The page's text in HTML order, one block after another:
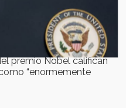
premio Nobel califican
“enormemente